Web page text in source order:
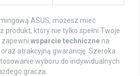
ASUS, możesz mieć
produkt, który nie tylko spełni Twoje
zapewni wsparcie techniczne na
atrakcyjną gwarancję. Szeroka
wyboru do indywidualnych
gracza.